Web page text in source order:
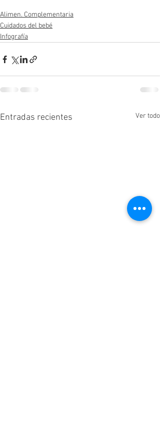
Alimen. Complementaria
Cuidados del bebé
Infografía
Entradas recientes Ver todo